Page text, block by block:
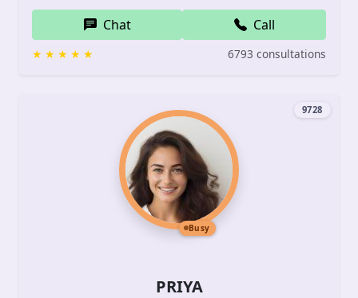
Chat Call
6793 consultations
9728
Busy
PRIYA